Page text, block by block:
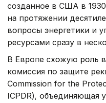
созданное в США в
на протяжении
вопросы энергетики и
ресурсами сразу в
В Европе схожую роль
комиссия по защите
Commission for the
ICPDR), объединяющая